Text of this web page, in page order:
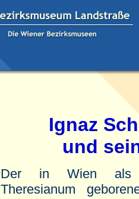
Ignaz
und sein
Der in Wien als
Theresianum